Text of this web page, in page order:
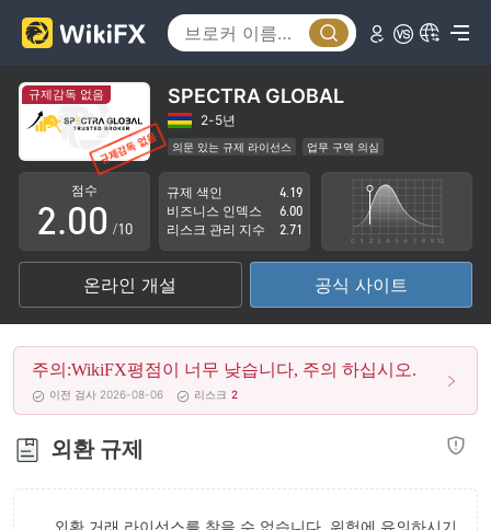
규제감독 없음 SPECTRA GLOBAL
2-5년
의문 있는 규제 라이선스
업무 구역 의심
잠재적 위험성이 높음
점수
0
1
2
3
4
5
6
7
8
.0
1
2
3
4
5
6
0
1
2
3
4
5
6
/10
규제 색인
4.19
비즈니스 인덱스
6.00
리스크 관리 지수
2.71
온라인 개설 공식 사이트
주의:WikiFX평점이 너무 낮습니다, 주의 하십시오.
이전 검사 2026-08-06 리스크 2
외환 규제
외환 거래 라이선스를 찾을 수 없습니다. 위험에 유의하시기